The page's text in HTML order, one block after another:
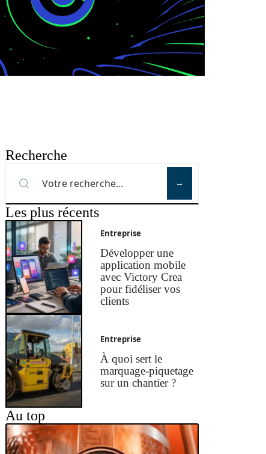
Recherche
Les plus récents
Entreprise
Développer une
application mobile
avec Victory Crea
pour fidéliser vos
clients
Entreprise
À quoi sert le
marquage-piquetage
sur un chantier ?
Au top